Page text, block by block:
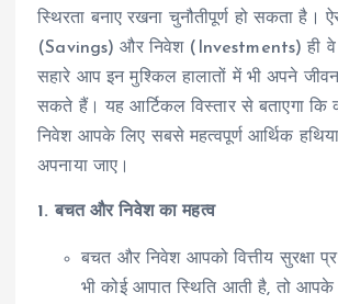
स्थिरता बनाए रखना चुनौतीपूर्ण हो सकता है।
(Savings) और निवेश (Investments) ही
सहारे आप इन मुश्किल हालातों में भी अपने
सकते हैं। यह आर्टिकल विस्तार से बताएगा कि
निवेश आपके लिए सबसे महत्वपूर्ण आर्थिक
अपनाया जाए।
1. बचत और निवेश का महत्व
बचत और निवेश आपको वित्तीय सुरक्षा
भी कोई आपात स्थिति आती है, तो